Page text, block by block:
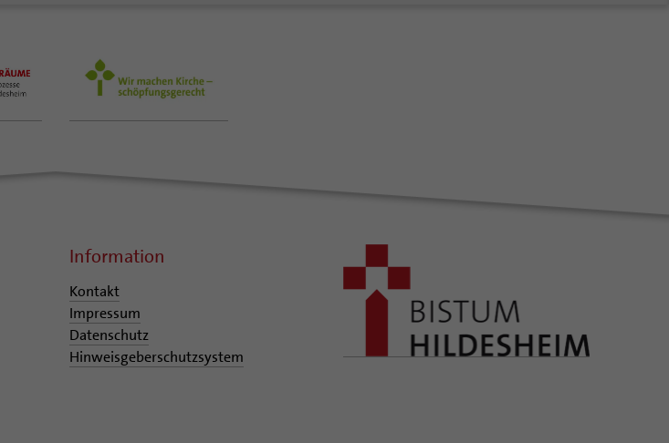
Information
Kontakt
Impressum
Datenschutz
Hinweisgeberschutzsystem